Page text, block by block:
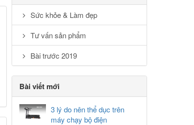
Sức khỏe & Làm đẹp
Tư vấn sản phẩm
Bài trước 2019
Bài viết mới
3 lý do nên thể dục trên
máy chạy bộ điện